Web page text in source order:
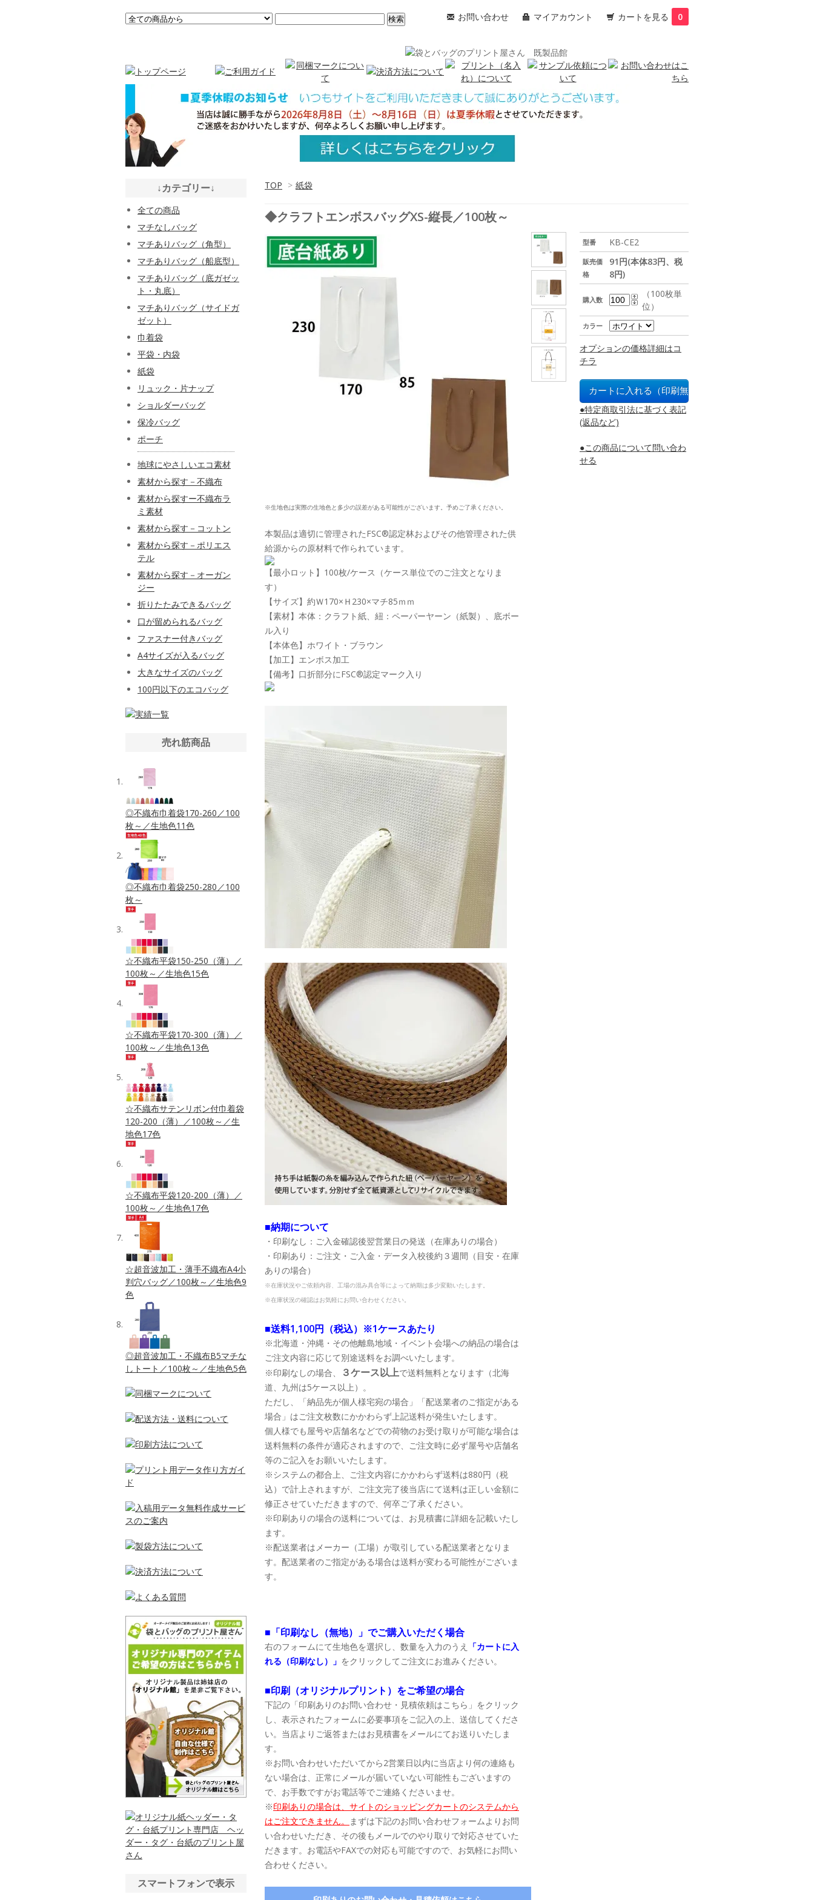
お問い合わせ マイアカウント カートを見る 0
TOP > 紙袋
◆クラフトエンボスバッグXS-縦長／100枚～
型番 KB-CE2
販売価
格
91円(本体83円、税
8円)
購入数
（100枚単
位）
カラー
オプションの価格詳細はコ
チラ
●特定商取引法に基づく表記
(返品など)
●この商品について問い合わ
せる
※生地色は実際の生地色と多少の誤差がある可能性がございます。予めご了承ください。
本製品は適切に管理されたFSC®認定林およびその他管理された供
給源からの原材料で作られています。
【最小ロット】100枚/ケース（ケース単位でのご注文となりま
す）
【サイズ】約Ｗ170×Ｈ230×マチ85ｍｍ
【素材】本体：クラフト紙、紐：ペーパーヤーン（紙製）、底ボー
ル入り
【本体色】ホワイト・ブラウン
【加工】エンボス加工
【備考】口折部分にFSC®認定マーク入り
■納期について
・印刷なし：ご入金確認後翌営業日の発送（在庫ありの場合）
・印刷あり：ご注文・ご入金・データ入校後約３週間（目安・在庫
ありの場合）
※在庫状況やご依頼内容、工場の混み具合等によって納期は多少変動いたします。
※在庫状況の確認はお気軽にお問い合わせください。
■送料1,100円（税込）※1ケースあたり
※北海道・沖縄・その他離島地域・イベント会場への納品の場合は
ご注文内容に応じて別途送料をお調べいたします。
※印刷なしの場合、
３ケース以上で送料無料となります（北海
道、九州は5ケース以上）。
ただし、「納品先が個人様宅宛の場合」「配送業者のご指定がある
場合」はご注文枚数にかかわらず上記送料が発生いたします。
個人様でも屋号や店舗名などでの荷物のお受け取りが可能な場合は
送料無料の条件が適応されますので、ご注文時に必ず屋号や店舗名
等のご記入をお願いいたします。
※システムの都合上、ご注文内容にかかわらず送料は880円（税
込）で計上されますが、ご注文完了後当店にて送料は正しい金額に
修正させていただきますので、何卒ご了承ください。
※印刷ありの場合の送料については、お見積書に詳細を記載いたし
ます。
※配送業者はメーカー（工場）が取引している配送業者となりま
す。配送業者のご指定がある場合は送料が変わる可能性がございま
す。
■「印刷なし（無地）」でご購入いただく場合
右のフォームにて生地色を選択し、数量を入力のうえ
「カートに入
れる（印刷なし）」 をクリックしてご注文にお進みください。
■印刷（オリジナルプリント）をご希望の場合
下記の「印刷ありのお問い合わせ・見積依頼はこちら」をクリック
し、表示されたフォームに必要事項をご記入の上、送信してくださ
い。当店よりご返答またはお見積書をメールにてお送りいたしま
す。
※お問い合わせいただいてから2営業日以内に当店より何の連絡も
ない場合は、正常にメールが届いていない可能性もございますの
で、お手数ですがお電話等でご連絡くださいませ。
※印刷ありの場合は、サイトのショッピングカートのシステムから
はご注文できません。 まずは下記のお問い合わせフォームよりお問
い合わせいただき、その後もメールでのやり取りで対応させていた
だきます。お電話やFAXでの対応も可能ですので、お気軽にお問い
合わせください。
↓カテゴリー↓
全ての商品
マチなしバッグ
マチありバッグ（角型）
マチありバッグ（船底型）
マチありバッグ（底ガゼッ
ト・丸底）
マチありバッグ（サイドガ
ゼット）
巾着袋
平袋・内袋
紙袋
リュック・片ナップ
ショルダーバッグ
保冷バッグ
ポーチ
地球にやさしいエコ素材
素材から探す－不織布
素材から探すー不織布ラ
ミ素材
素材から探す－コットン
素材から探す－ポリエス
テル
素材から探す－オーガン
ジー
折りたたみできるバッグ
口が留められるバッグ
ファスナー付きバッグ
A4サイズが入るバッグ
大きなサイズのバッグ
100円以下のエコバッグ
売れ筋商品
◎不織布巾着袋170-260／100
枚～／生地色11色
◎不織布巾着袋250-280／100
枚～
☆不織布平袋150-250（薄）／
100枚～／生地色15色
☆不織布平袋170-300（薄）／
100枚～／生地色13色
☆不織布サテンリボン付巾着袋
120-200（薄）／100枚～／生
地色17色
☆不織布平袋120-200（薄）／
100枚～／生地色17色
☆超音波加工・薄手不織布A4小
判穴バッグ／100枚～／生地色9
色
◎超音波加工・不織布B5マチな
しトート／100枚～／生地色5色
スマートフォンで表示